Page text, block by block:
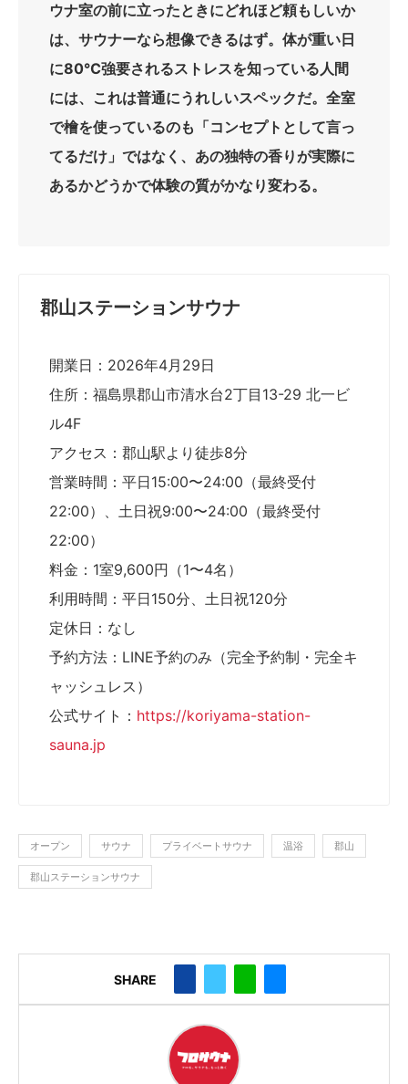
ウナ室の前に立ったときにどれほど頼もしいか
は、サウナーなら想像できるはず。体が重い日
に80℃強要されるストレスを知っている人間
には、これは普通にうれしいスペックだ。全室
で檜を使っているのも「コンセプトとして言っ
てるだけ」ではなく、あの独特の香りが実際に
あるかどうかで体験の質がかなり変わる。
郡山ステーションサウナ
開業日：2026年4月29日
住所：福島県郡山市清水台2丁目13-29 北一ビ
ル4F
アクセス：郡山駅より徒歩8分
営業時間：平日15:00〜24:00（最終受付
22:00）、土日祝9:00〜24:00（最終受付
22:00）
料金：1室9,600円（1〜4名）
利用時間：平日150分、土日祝120分
定休日：なし
予約方法：LINE予約のみ（完全予約制・完全キ
ャッシュレス）
公式サイト： https://koriyama-station-
sauna.jp
オープン サウナ プライベートサウナ 温浴 郡山
郡山ステーションサウナ
SHARE